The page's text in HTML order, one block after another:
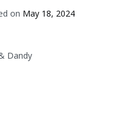
on May 18, 2024
Dandy